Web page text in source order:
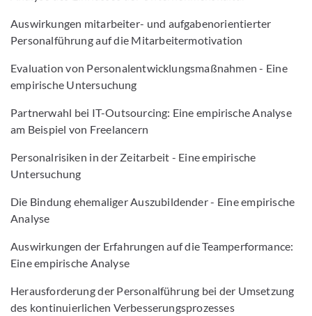
Auswirkungen mitarbeiter- und aufgabenorientierter
Personalführung auf die Mitarbeitermotivation
Evaluation von Personalentwicklungsmaßnahmen - Eine
empirische Untersuchung
Partnerwahl bei IT-Outsourcing: Eine empirische Analyse
am Beispiel von Freelancern
Personalrisiken in der Zeitarbeit - Eine empirische
Untersuchung
Die Bindung ehemaliger Auszubildender - Eine empirische
Analyse
Auswirkungen der Erfahrungen auf die Teamperformance:
Eine empirische Analyse
Herausforderung der Personalführung bei der Umsetzung
des kontinuierlichen Verbesserungsprozesses